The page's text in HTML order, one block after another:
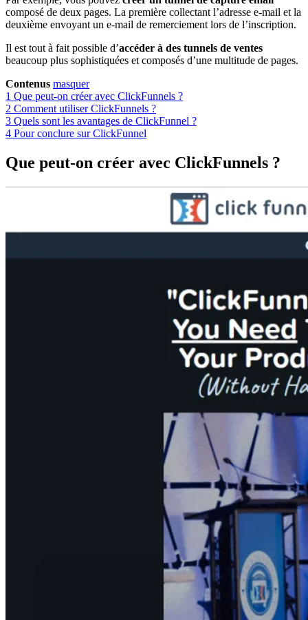
composé de deux pages. La première collectant l’adresse e-mail et la
deuxième envoyant un e-mail de remerciement lors de l’inscription.
Il est tout à fait possible d’accéder à des tunnels de ventes
beaucoup plus sophistiquées et composés d’une multitude de pages.
Contenus masquer
1 Que peut-on créer avec ClickFunnels ?
2 Comment utiliser ClickFunnels ?
3 Quels sont les avantages de ClickFunnel ?
4 Pour conclure sur ClickFunnel
Que peut-on créer avec ClickFunnels ?